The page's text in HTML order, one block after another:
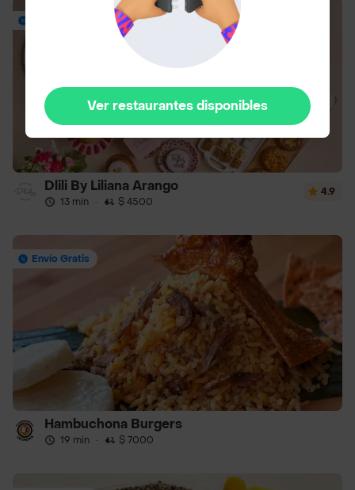
Dlili By Liliana Arango
13 min · $ 4500
4.9
Envío Gratis
Hambuchona Burgers
19 min · $ 7000
Ver restaurantes disponibles